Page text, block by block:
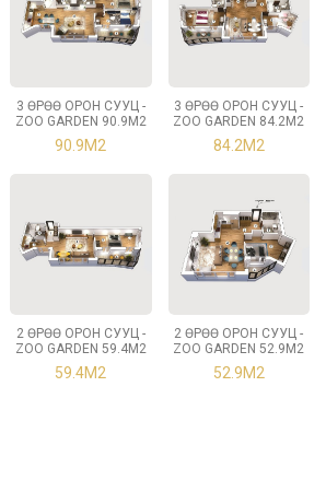
3 ӨРӨӨ ОРОН СУУЦ -
ZOO GARDEN 90.9М2
90.9М2
3 ӨРӨӨ ОРОН СУУЦ -
ZOO GARDEN 84.2М2
84.2М2
2 ӨРӨӨ ОРОН СУУЦ -
ZOO GARDEN 59.4М2
59.4М2
2 ӨРӨӨ ОРОН СУУЦ -
ZOO GARDEN 52.9М2
52.9М2